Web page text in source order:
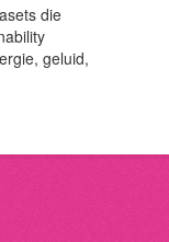
die
geluid,